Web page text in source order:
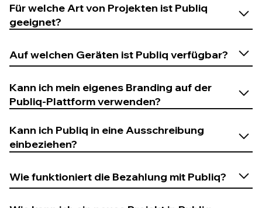
Für welche Art von Projekten ist Publiq
geeignet?
Auf welchen Geräten ist Publiq verfügbar?
iOS: Version 9 und höher
Android: Version 5.1 und höher
Kann ich mein eigenes Branding auf der
Publiq-Plattform verwenden?
Kann ich Publiq in eine Ausschreibung
einbeziehen?
Wie funktioniert die Bezahlung mit Publiq?